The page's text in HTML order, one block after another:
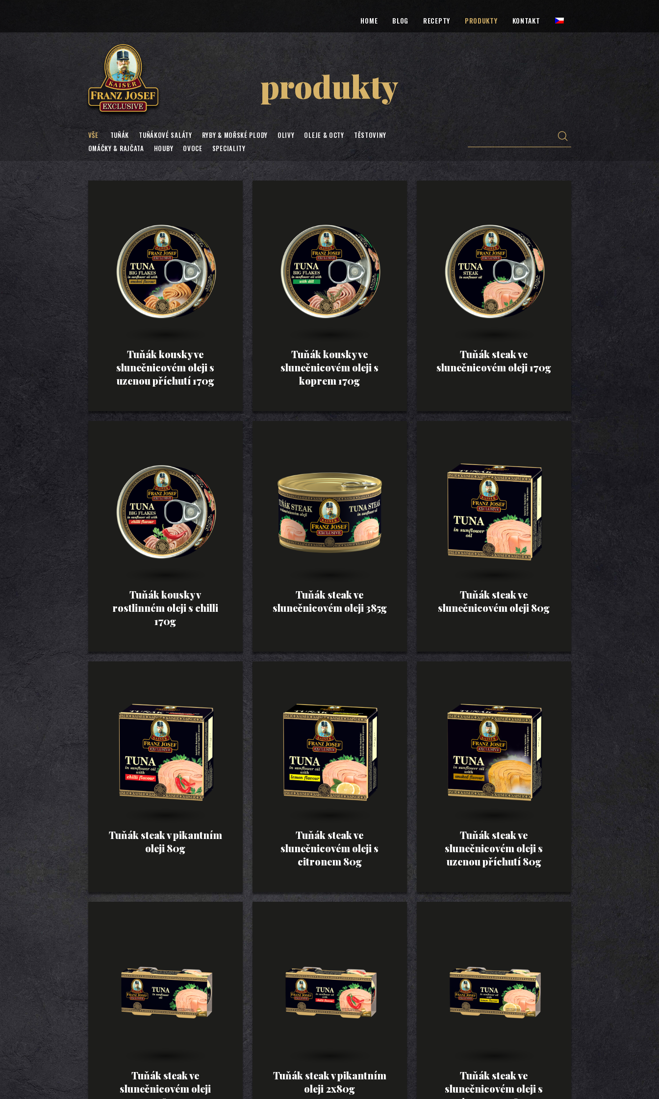
HOME BLOG RECEPTY PRODUKTY KONTAKT
produkty
VŠE TUŇÁK TUŇÁKOVÉ SALÁTY RYBY & MOŘSKÉ PLODY OLIVY OLEJE & OCTY
TĚSTOVINY
OMÁČKY & RAJČATA
HOUBY OVOCE SPECIALITY
Tuňák kousky ve
slunečnicovém oleji s
uzenou příchutí 170g
Tuňák kousky ve
slunečnicovém oleji s
koprem 170g
Tuňák steak ve
slunečnicovém oleji 170g
Tuňák kousky v
rostlinném oleji s chilli
170g
Tuňák steak ve
slunečnicovém oleji 385g
Tuňák steak ve
slunečnicovém oleji 80g
Tuňák steak v pikantním
oleji 80g
Tuňák steak ve
slunečnicovém oleji s
citronem 80g
Tuňák steak ve
slunečnicovém oleji s
uzenou příchutí 80g
Tuňák steak ve
slunečnicovém oleji
Tuňák steak v pikantním
oleji 2x80g
Tuňák steak ve
slunečnicovém oleji s